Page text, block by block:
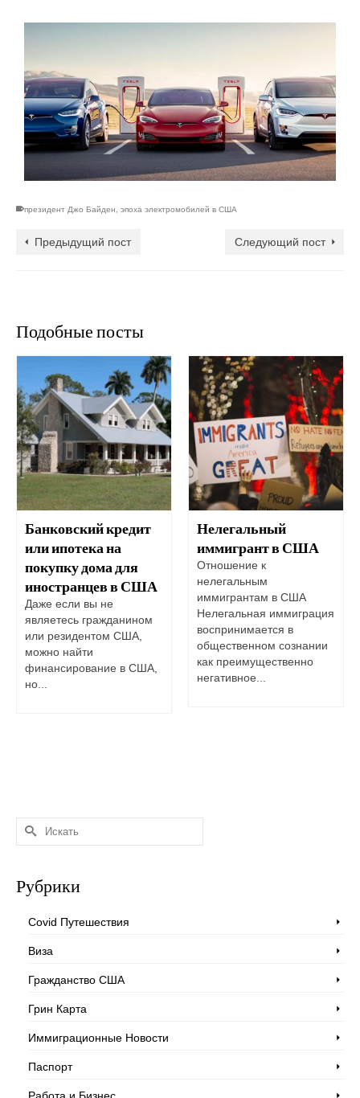
президент Джо Байден эпоха электромобилей в США
Предыдущий пост Следующий пост
Подобные посты
Банковский кредит
или ипотека на
покупку дома для
иностранцев в США
Даже если вы не
являетесь гражданином
или резидентом США,
можно найти
финансирование в США,
но...
Нелегальный
иммигрант в США
Отношение к
нелегальным
иммигрантам в США
Нелегальная иммиграция
воспринимается в
общественном сознании
как преимущественно
негативное...
Искать:
Рубрики
Covid Путешествия
Виза
Гражданство США
Грин Карта
Иммиграционные Новости
Паспорт
Работа и Бизнес